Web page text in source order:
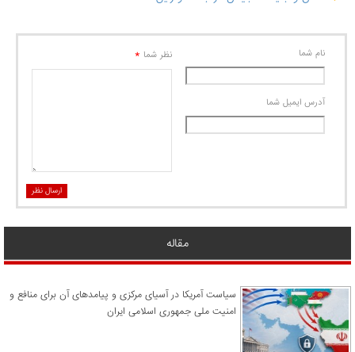
نام شما
آدرس ايميل شما
نظر شما *
ارسال نظر
مقاله
سیاست آمریکا در آسیای مرکزی و پیامدهای آن برای منافع و
امنیت ملی جمهوری اسلامی ایران